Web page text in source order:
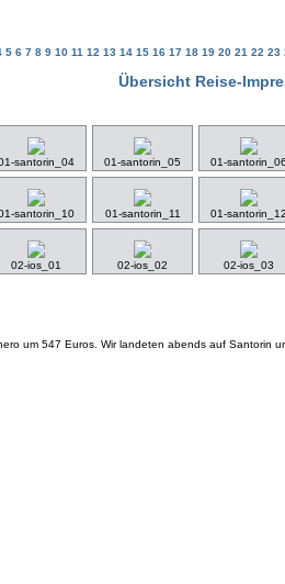
5 6 7 8 9 10 11 12 13 14 15 16 17 18 19 20 21 22 23
Übersicht Reise-
santorin_04 01-santorin_05 01-santorin_06
santorin_10 01-santorin_11 01-santorin_12
02-ios_01 02-ios_02
02-ios_03
um 547 Euros. Wir landeten abends auf Santorin